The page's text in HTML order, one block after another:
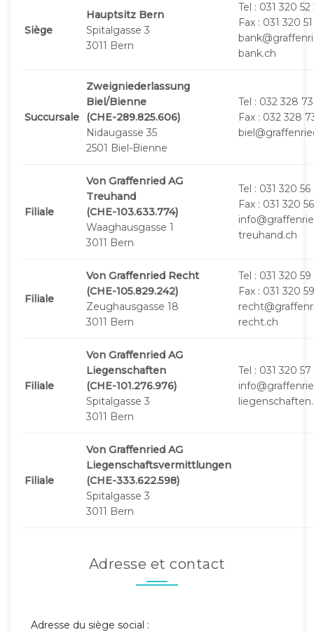
Siège
Hauptsitz Bern
Spitalgasse 3
3011 Bern
Tel : 031 320 52
Fax : 031 320
bank.ch
Succursale
Zweigniederlassung
Biel/Bienne
(CHE-289.825.606)
Nidaugasse 35
2501 Biel-Bienne
Tel : 032 328
Fax : 032 328
Filiale
Von Graffenried AG
Treuhand
(CHE-103.633.774)
Waaghausgasse 1
3011 Bern
Tel : 031 320
Fax : 031 320
treuhand.ch
Filiale
Von Graffenried Recht
(CHE-105.829.242)
Zeughausgasse 18
3011 Bern
Tel : 031 320 59
Fax : 031 320
recht.ch
Filiale
Von Graffenried AG
Liegenschaften
(CHE-101.276.976)
Spitalgasse 3
3011 Bern
Tel : 031 320 57
Filiale
Von Graffenried AG
Liegenschaftsvermittlungen
(CHE-333.622.598)
Spitalgasse 3
3011 Bern
Adresse et contact
Adresse du siège social :